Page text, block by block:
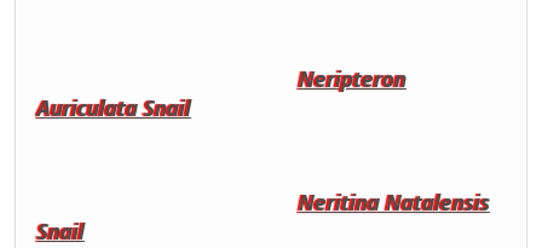
Neripteron
Auriculata Snail
Neritina Natalensis
Snail